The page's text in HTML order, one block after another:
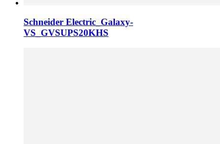
Schneider Electric_Galaxy-
VS_GVSUPS20KHS